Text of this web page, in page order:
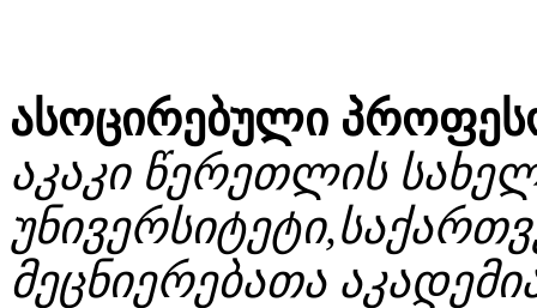
ასოცირებული
აკაკი წერეთლის
მეცნიერებათა